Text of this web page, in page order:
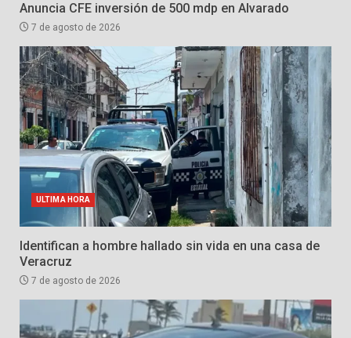
Anuncia CFE inversión de 500 mdp en Alvarado
7 de agosto de 2026
ULTIMA HORA
Identifican a hombre hallado sin vida en una casa de
Veracruz
7 de agosto de 2026